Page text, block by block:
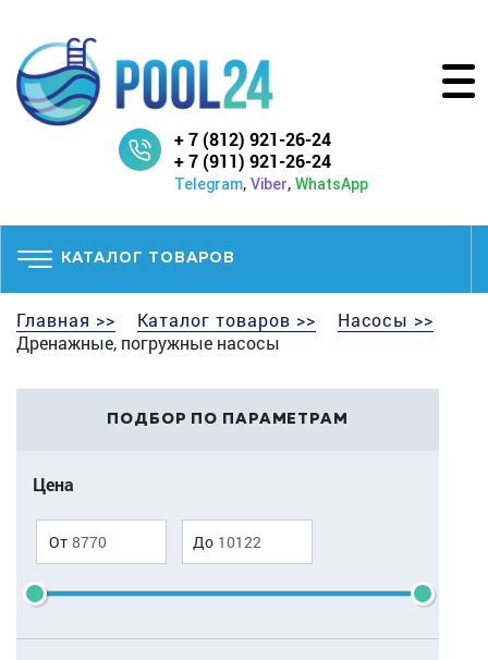
+ 7 (812) 921-26-24
+ 7 (911) 921-26-24
Telegram, Viber, WhatsApp
КАТАЛОГ ТОВАРОВ
Главная >> Каталог товаров >>
Насосы >>
Дренажные, погружные насосы
ПОДБОР ПО ПАРАМЕТРАМ
Цена
От До